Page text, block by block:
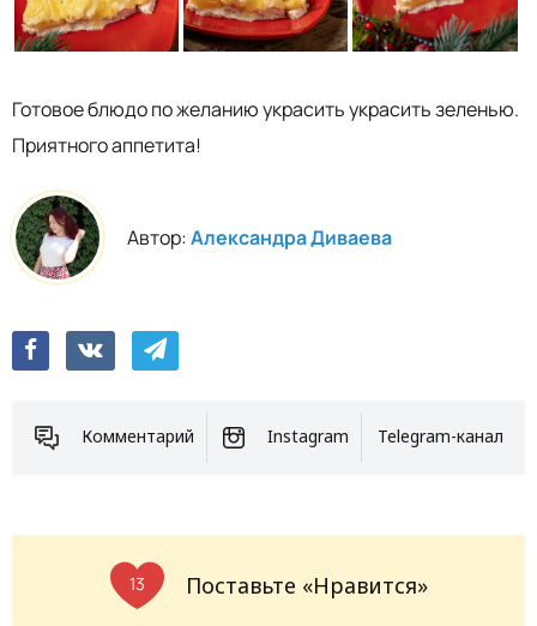
Готовое блюдо по желанию украсить украсить зеленью.
Приятного аппетита!
Автор:Александра Диваева
Комментарий Instagram Telegram-канал
13 Поставьте «Нравится»